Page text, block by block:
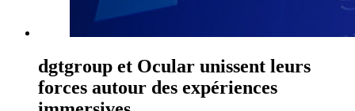
dgtgroup et Ocular unissent leurs
forces autour des expériences